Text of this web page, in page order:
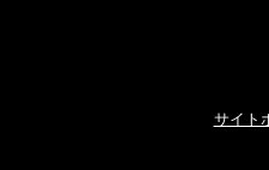
サイト